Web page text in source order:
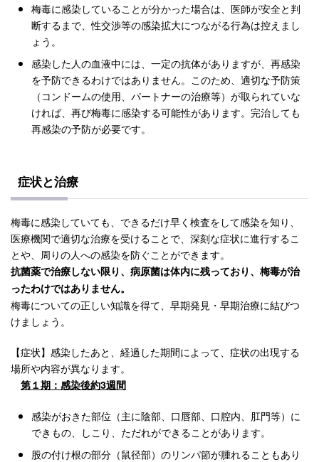
梅毒に感染していることが分かった場合は、医師が安全と判
断するまで、性交渉等の感染拡大につながる行為は控えまし
ょう。
感染した人の血液中には、一定の抗体がありますが、再感染
を予防できるわけではありません。このため、適切な予防策
（コンドームの使用、パートナーの治療等）が取られていな
ければ、再び梅毒に感染する可能性があります。完治しても
再感染の予防が必要です。
症状と治療
梅毒に感染していても、できるだけ早く検査をして感染を知り、
医療機関で適切な治療を受けることで、深刻な症状に進行するこ
とや、周りの人への感染を防ぐことができます。
抗菌薬で治療しない限り、病原菌は体内に残っており、梅毒が治
ったわけではありません。
梅毒についての正しい知識を得て、早期発見・早期治療に結びつ
けましょう。
【症状】感染したあと、経過した期間によって、症状の出現する
場所や内容が異なります。
第１期：感染後約3週間
感染がおきた部位（主に陰部、口唇部、口腔内、肛門等）に
できもの、しこり、ただれができることがあります。
股の付け根の部分（鼠径部）のリンパ節が腫れることもあり